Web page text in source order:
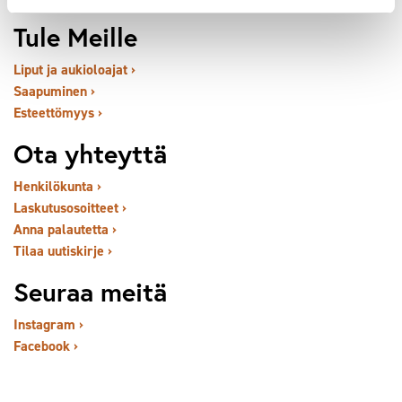
Tule Meille
Liput ja aukioloajat ›
Saapuminen ›
Esteettömyys ›
Ota yhteyttä
Henkilökunta ›
Laskutusosoitteet ›
Anna palautetta ›
Tilaa uutiskirje ›
Seuraa meitä
Instagram ›
Facebook ›